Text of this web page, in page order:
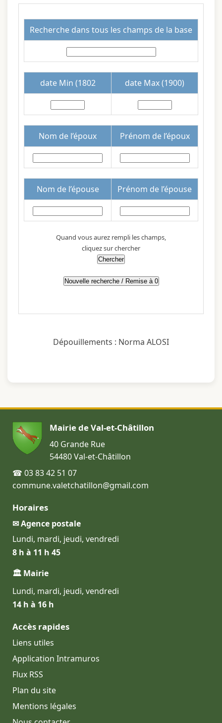
Recherche dans tous les champs de la base
date Min (1802 date Max (1900)
Nom de l’époux Prénom de l’époux
Nom de l’épouse Prénom de l’épouse
Quand vous aurez rempli les champs,
cliquez sur chercher
Dépouillements : Norma ALOSI
Mairie de Val-et-Châtillon
40 Grande Rue
54480 Val-et-Châtillon
☎ 03 83 42 51 07
commune.valetchatillon@gmail.com
Horaires
✉ Agence postale
Lundi, mardi, jeudi, vendredi
8 h à 11 h 45
🏛 Mairie
Lundi, mardi, jeudi, vendredi
14 h à 16 h
Accès rapides
Liens utiles
Application Intramuros
Flux RSS
Plan du site
Mentions légales